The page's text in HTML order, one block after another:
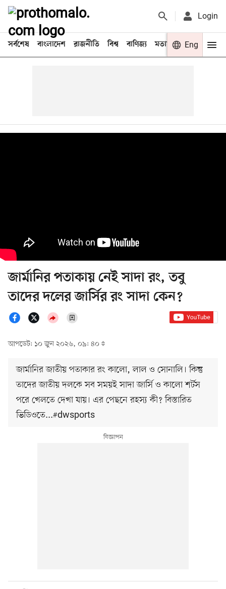
Login
সর্বশেষ বাংলাদেশ রাজনীতি বিশ্ব বাণিজ্য মতামত খেলা
Eng
জার্মানির পতাকায় নেই সাদা রং, তবু
তাদের দলের জার্সির রং সাদা কেন?
আপডেট: ১০ জুন ২০২৬, ০৯: ৪০
জার্মানির জাতীয় পতাকার রং কালো, লাল ও সোনালি। কিন্তু
তাদের জাতীয় দলকে সব সময়ই সাদা জার্সি ও কালো শর্টস
পরে খেলতে দেখা যায়। এর পেছনে রহস্য কী? বিস্তারিত
ভিডিওতে...#dwsports